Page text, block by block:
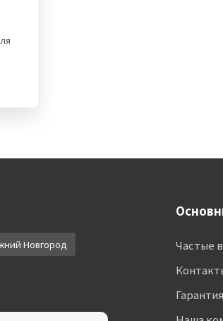
Новгород
Частые
Гарантия